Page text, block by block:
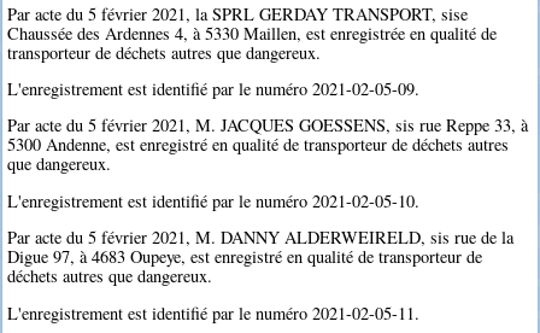
Par acte du 5 février 2021, la SPRL GERDAY TRANSPORT, sise
Chaussée des Ardennes 4, à 5330 Maillen, est enregistrée en qualité de
transporteur de déchets autres que dangereux.
L'enregistrement est identifié par le numéro 2021-02-05-09.
Par acte du 5 février 2021, M. JACQUES GOESSENS, sis rue Reppe 33, à
5300 Andenne, est enregistré en qualité de transporteur de déchets autres
que dangereux.
L'enregistrement est identifié par le numéro 2021-02-05-10.
Par acte du 5 février 2021, M. DANNY ALDERWEIRELD, sis rue de la
Digue 97, à 4683 Oupeye, est enregistré en qualité de transporteur de
déchets autres que dangereux.
L'enregistrement est identifié par le numéro 2021-02-05-11.